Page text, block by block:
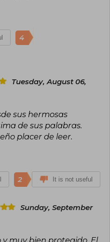
4
Tuesday, August 06,
sus hermosas
de sus palabras.
placer de leer.
2 It is not useful
Sunday, September
muy bien protegido. El